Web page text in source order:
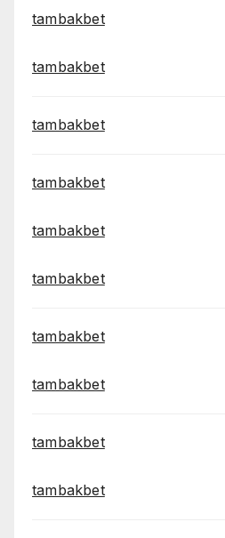
tambakbet
tambakbet
tambakbet
tambakbet
tambakbet
tambakbet
tambakbet
tambakbet
tambakbet
tambakbet